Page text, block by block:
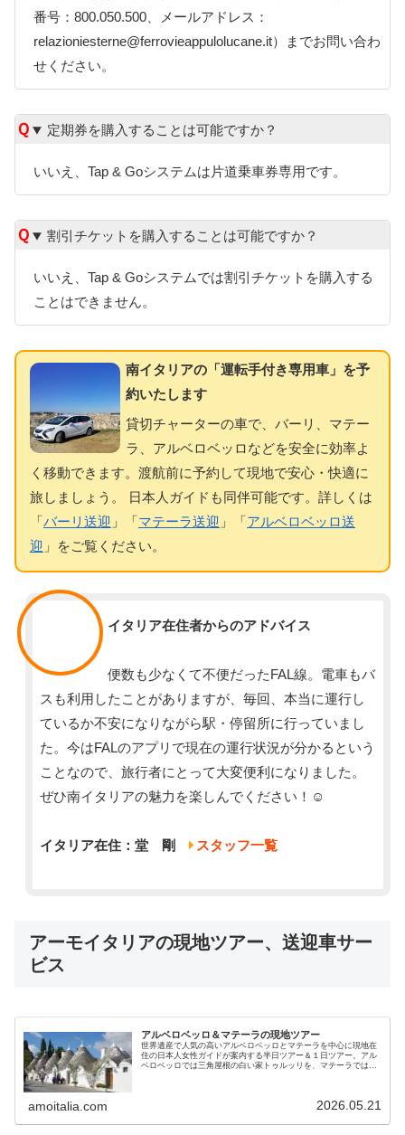
番号：800.050.500、メールアドレス：
relazioniesterne@ferrovieappulolucane.it）までお問い合わ
せください。
定期券を購入することは可能ですか？
いいえ、Tap & Goシステムは片道乗車券専用です。
割引チケットを購入することは可能ですか？
いいえ、Tap & Goシステムでは割引チケットを購入する
ことはできません。
南イタリアの「運転手付き専用車」を予
約いたします
貸切チャーターの車で、バーリ、マテー
ラ、アルベロベッロなどを安全に効率よ
く移動できます。渡航前に予約して現地で安心・快適に
旅しましょう。 日本人ガイドも同伴可能です。詳しくは
「バーリ送迎 」「マテーラ送迎 」「アルベロベッロ送
迎 」をご覧ください。
イタリア在住者からのアドバイス
便数も少なくて不便だったFAL線。電車もバ
スも利用したことがありますが、毎回、本当に運行し
ているか不安になりながら駅・停留所に行っていまし
た。今はFALのアプリで現在の運行状況が分かるという
ことなので、旅行者にとって大変便利になりました。
ぜひ南イタリアの魅力を楽しんでください！☺️
イタリア在住：堂 剛 スタッフ一覧
アーモイタリアの現地ツアー、送迎車サー
ビス
アルベロベッロ＆マテーラの現地ツアー
世界遺産で人気の高いアルベロベッロとマテーラを中心に現地在
住の日本人女性ガイドが案内する半日ツアー＆１日ツアー。アル
ベロベッロでは三角屋根の白い家トゥルッリを、マテーラでは洞
amoitalia.com 2026.05.21